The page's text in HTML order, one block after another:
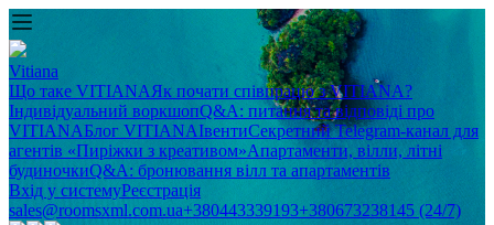
Vitiana
Що таке VITIANAЯк почати співпрацю з VITIANA?
Індивідуальний воркшопQ&A: питання та відповіді про
VITIANAБлог VITIANAІвентиСекретний Telegram-канал для
агентів «Пиріжки з креативом»Апартаменти, вілли, літні
будиночкиQ&A: бронювання вілл та апартаментів
Вхід у системуРеєстрація
sales@roomsxml.com.ua+380443339193+380673238145 (24/7)